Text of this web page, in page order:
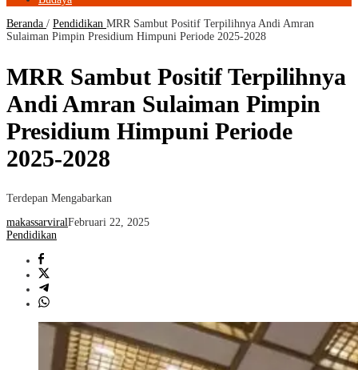
Beranda / Pendidikan MRR Sambut Positif Terpilihnya Andi Amran
Sulaiman Pimpin Presidium Himpuni Periode 2025-2028
MRR Sambut Positif Terpilihnya
Andi Amran Sulaiman Pimpin
Presidium Himpuni Periode
2025-2028
Terdepan Mengabarkan
makassarviralFebruari 22, 2025
Pendidikan